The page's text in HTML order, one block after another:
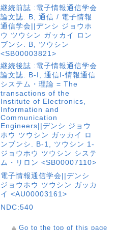
継続前誌 :電子情報通信学会
論文誌. B, 通信 / 電子情報
通信学会||デンシ ジョウホ
ウ ツウシン ガッカイ ロン
ブンシ. B, ツウシン
<SB00003821>
継続後誌 :電子情報通信学会
論文誌. B-I, 通信I-情報通信
システム・理論 = The
transactions of the
Institute of Electronics,
Information and
Communication
Engineers||デンシ ジョウ
ホウ ツウシン ガッカイ ロ
ンブンシ. B-1, ツウシン 1-
ジョウホウ ツウシン システ
ム・リロン <SB00007110>
電子情報通信学会||デンシ
ジョウホウ ツウシン ガッカ
イ <AU00003161>
NDC:540
Go to the top of this page